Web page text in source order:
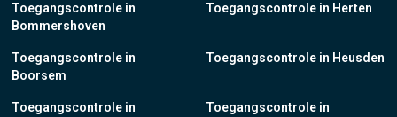
Toegangscontrole in
Bommershoven
Toegangscontrole in
Boorsem
Toegangscontrole in
Toegangscontrole in Herten
Toegangscontrole in Heusden
Toegangscontrole in